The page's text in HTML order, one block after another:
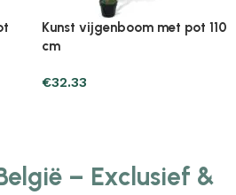
Kunst vijgenboom met pot 110
cm
€32.33
– Exclusief &